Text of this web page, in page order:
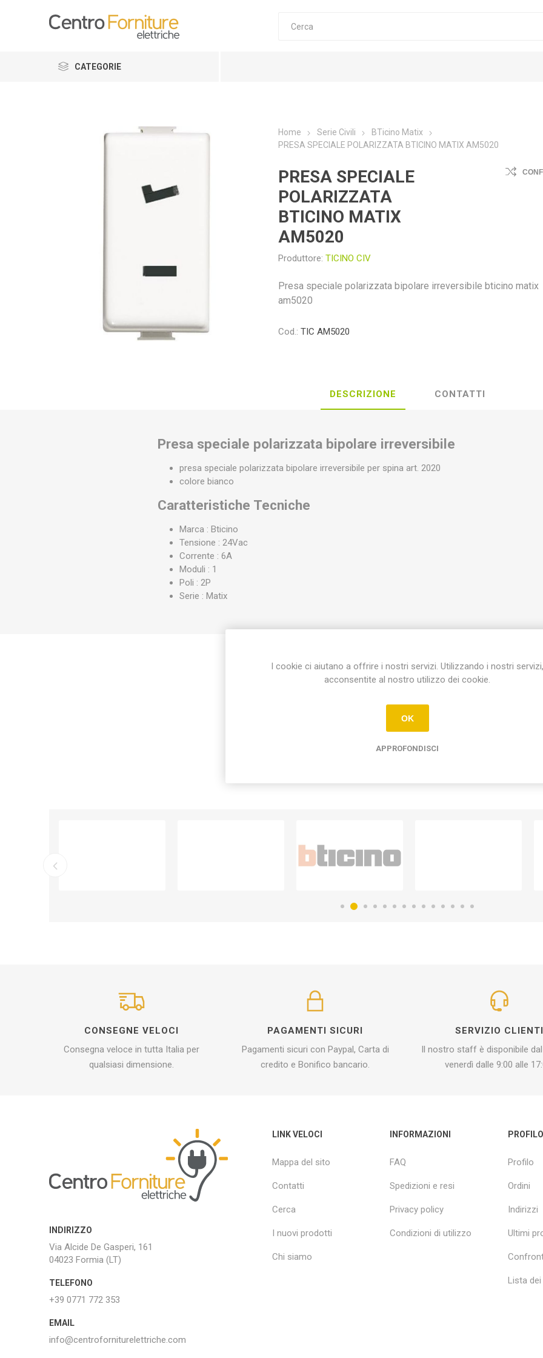
CATEGORIE
Home Serie Civili
BTicino Matix
PRESA SPECIALE POLARIZZATA BTICINO MATIX AM5020
PRESA SPECIALE
POLARIZZATA
BTICINO MATIX
AM5020
Produttore: TICINO CIV
Presa speciale polarizzata bipolare irreversibile bticino matix
am5020
Cod.: TIC AM5020
DESCRIZIONE CONTATTI
Presa speciale polarizzata bipolare irreversibile
presa speciale polarizzata bipolare irreversibile per spina art. 2020
colore bianco
Caratteristiche Tecniche
Marca : Bticino
Tensione : 24Vac
Corrente : 6A
Moduli : 1
Poli : 2P
Serie : Matix
Etichetta del prodotto
presa speciale polarizzata bipolare irreversibile
CONSEGNE VELOCI
Consegna veloce in tutta Italia per
qualsiasi dimensione.
PAGAMENTI SICURI
Pagamenti sicuri con Paypal, Carta di
credito e Bonifico bancario.
SERVIZIO CLIENTI
Il nostro staff è disponibile
venerdì dalle 9:00 alle
INDIRIZZO
Via Alcide De Gasperi, 161
04023 Formia (LT)
TELEFONO
+39 0771 772 353
EMAIL
info@centroforniturelettriche.com
LINK VELOCI
Mappa del sito
Contatti
Cerca
I nuovi prodotti
Chi siamo
INFORMAZIONI
FAQ
Spedizioni e resi
Privacy policy
Condizioni di utilizzo
PROFILO
Profilo
Ordini
Indirizzi
Ultimi
Lista
I cookie ci aiutano a offrire i nostri servizi. Utilizzando i nostri servizi,
acconsentite al nostro utilizzo dei cookie.
OK
APPROFONDISCI